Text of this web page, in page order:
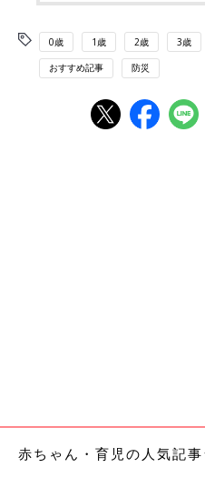
0歳 1歳 2歳 3歳
おすすめ記事 防災
赤ちゃん・育児の人気記